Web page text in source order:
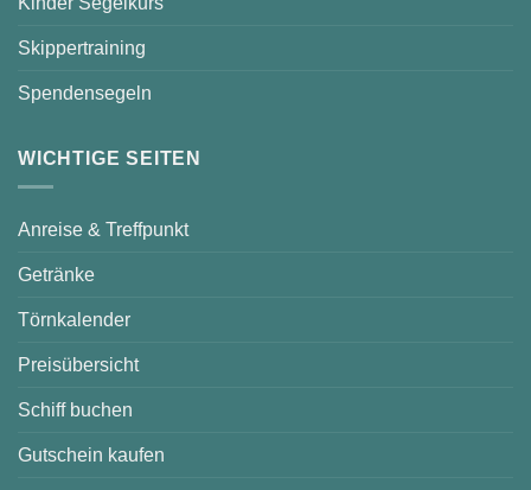
Skippertraining
Spendensegeln
WICHTIGE SEITEN
Anreise & Treffpunkt
Getränke
Törnkalender
Preisübersicht
Schiff buchen
Gutschein kaufen